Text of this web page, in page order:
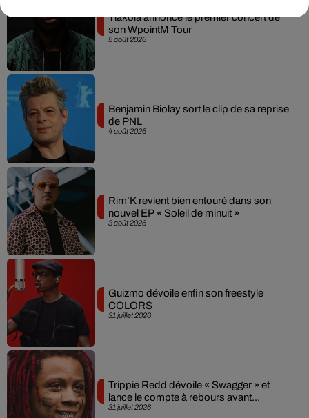
5 août 2026
Tiakola annonce le premier concert de
son WpointM Tour
4 août 2026
Benjamin Biolay sort le clip de sa reprise
de PNL
3 août 2026
Rim’K revient bien entouré dans son
nouvel EP « Soleil de minuit »
31 juillet 2026
Guizmo dévoile enfin son freestyle
COLORS
31 juillet 2026
Trippie Redd dévoile « Swagger » et
lance le compte à rebours avant...